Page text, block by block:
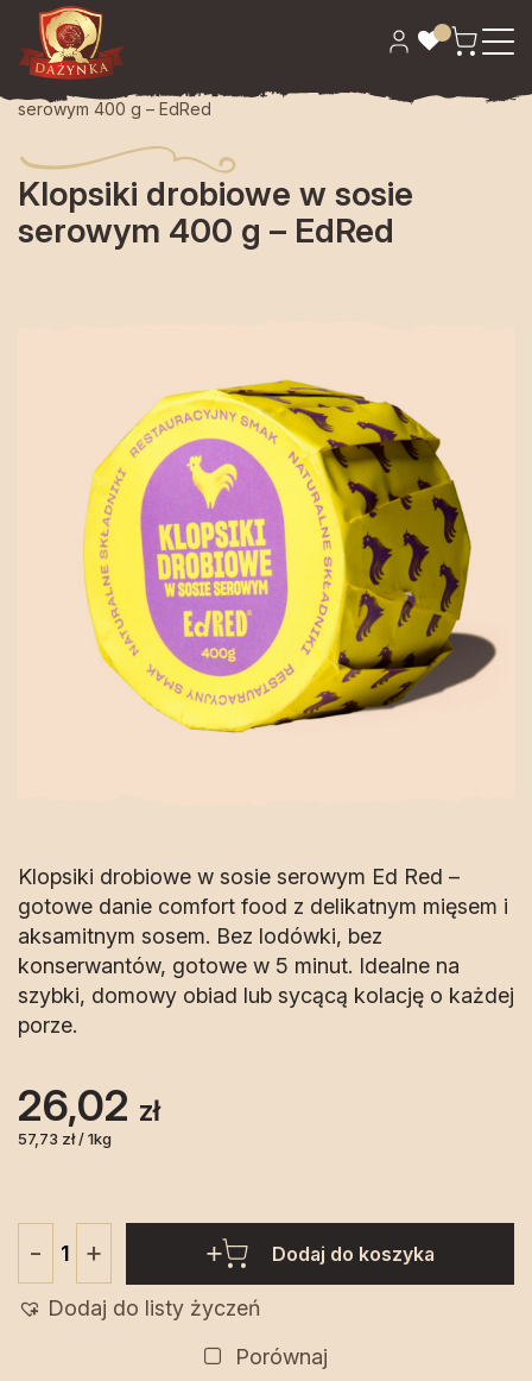
Strona główna
serowym 400 g – EdRed
Klopsiki drobiowe w sosie
serowym 400 g – EdRed
Klopsiki drobiowe w sosie serowym Ed Red –
gotowe danie comfort food z delikatnym mięsem i
aksamitnym sosem. Bez lodówki, bez
konserwantów, gotowe w 5 minut. Idealne na
szybki, domowy obiad lub sycącą kolację o każdej
porze.
26,02 zł
57,73 zł / 1kg
-
Klopsiki
drobiowe
+ Dodaj do koszyka
Dodaj do listy życzeń
Porównaj